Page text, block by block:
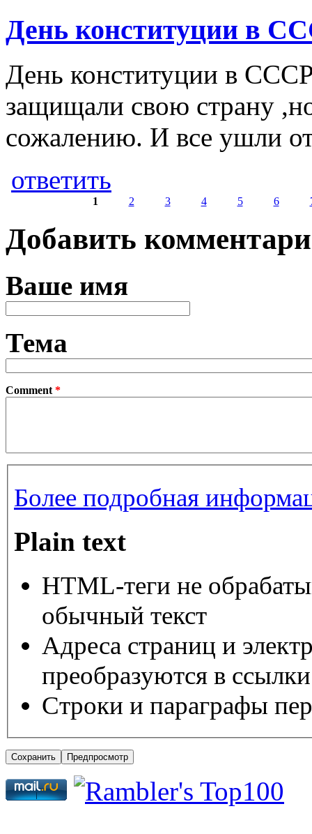
День конституции в
День конституции в
защищали свою страну
сожалению. И все ушли
ответить
1 2 3 4 5 6
Добавить
Ваше имя
Тема
Comment *
Более подробная
Plain text
HTML-теги не
обычный текст
Адреса страниц и
преобразуются в
Строки и параграфы